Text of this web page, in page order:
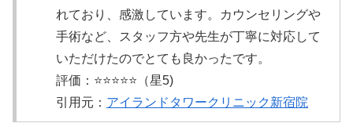
れており、感激しています。カウンセリングや
手術など、スタッフ方や先生が丁寧に対応して
いただけたのでとても良かったです。
評価：⭐️⭐️⭐️⭐️⭐️（星5)
引用元： アイランドタワークリニック新宿院